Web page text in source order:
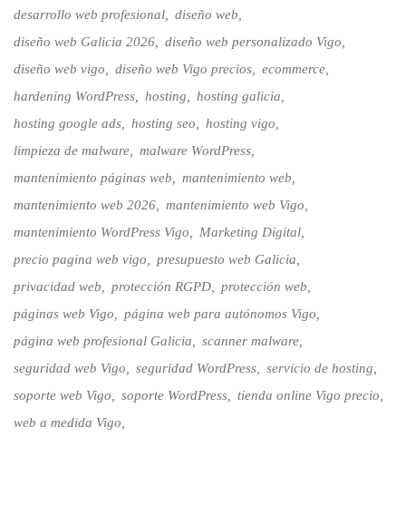
desarrollo web profesional
diseño web
diseño web Galicia 2026
diseño web personalizado Vigo
diseño web vigo
diseño web Vigo precios
ecommerce
hardening WordPress
hosting
hosting galicia
hosting google ads
hosting seo
hosting vigo
limpieza de malware
malware WordPress
mantenimiento páginas web
mantenimiento web
mantenimiento web 2026
mantenimiento web Vigo
mantenimiento WordPress Vigo
Marketing Digital
precio pagina web vigo
presupuesto web Galicia
privacidad web
protección RGPD
protección web
páginas web Vigo
página web para autónomos Vigo
página web profesional Galicia
scanner malware
seguridad web Vigo
seguridad WordPress
servicio de hosting
soporte web Vigo
soporte WordPress
tienda online Vigo precio
web a medida Vigo